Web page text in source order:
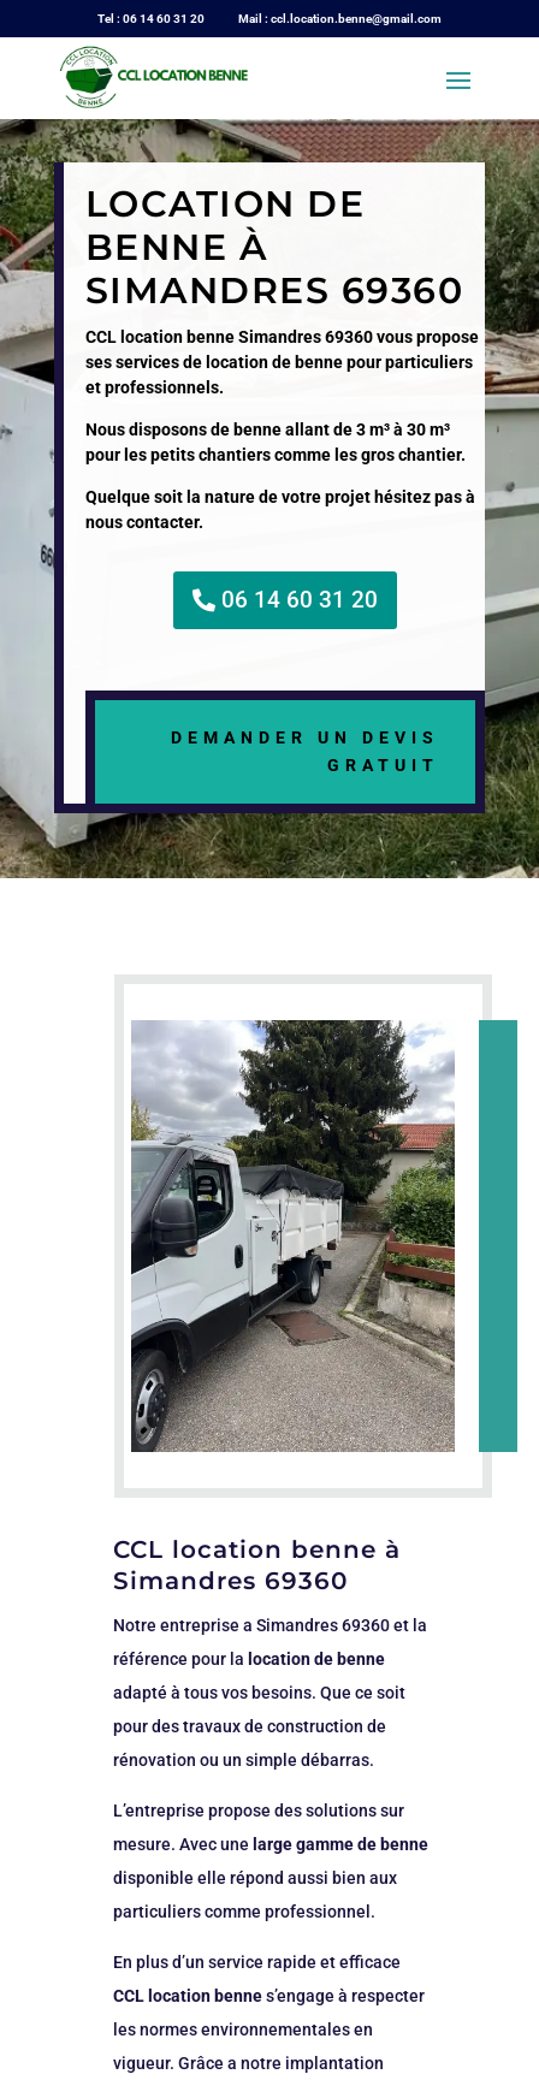
Tel : 06 14 60 31 20 Mail : ccl.location.benne@gmail.com
LOCATION DE
BENNE À
SIMANDRES 69360
CCL location benne Simandres 69360 vous propose
ses services de location de benne pour particuliers
et professionnels.
Nous disposons de benne allant de 3 m³ à 30 m³
pour les petits chantiers comme les gros chantier.
Quelque soit la nature de votre projet hésitez pas à
nous contacter.
06 14 60 31 20
DEMANDER UN DEVIS
GRATUIT
CCL location benne à
Simandres 69360
Notre entreprise a Simandres 69360 et la
référence pour la location de benne
adapté à tous vos besoins. Que ce soit
pour des travaux de construction de
rénovation ou un simple débarras.
L’entreprise propose des solutions sur
mesure. Avec une large gamme de benne
disponible elle répond aussi bien aux
particuliers comme professionnel.
En plus d’un service rapide et efficace
CCL location bennes’engage à respecter
les normes environnementales en
vigueur. Grâce a notre implantation